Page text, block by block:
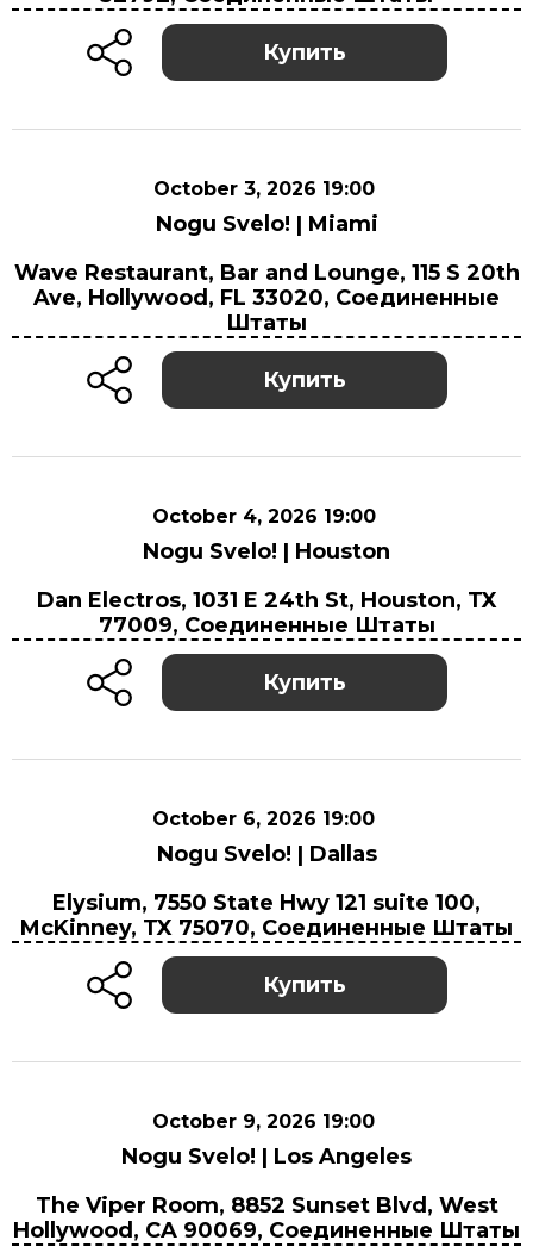
Купить
October 3, 2026 19:00
Nogu Svelo! | Miami
Wave Restaurant, Bar and Lounge, 115 S 20th
Ave, Hollywood, FL 33020, Соединенные
Wave Restaurant, Bar and Lounge, 115 S 20th
Ave, Hollywood, FL 33020, Соединенные
Штаты
Купить
October 4, 2026 19:00
Nogu Svelo! | Houston
Dan Electros, 1031 E 24th St, Houston, TX
77009, Соединенные Штаты
Dan Electros, 1031 E 24th St, Houston, TX
77009, Соединенные Штаты
Купить
October 6, 2026 19:00
Nogu Svelo! | Dallas
Elysium, 7550 State Hwy 121 suite 100,
McKinney, TX 75070, Соединенные Штаты
Elysium, 7550 State Hwy 121 suite 100,
McKinney, TX 75070, Соединенные Штаты
Купить
October 9, 2026 19:00
Nogu Svelo! | Los Angeles
The Viper Room, 8852 Sunset Blvd, West
Hollywood, CA 90069, Соединенные Штаты
The Viper Room, 8852 Sunset Blvd, West
Hollywood, CA 90069, Соединенные Штаты